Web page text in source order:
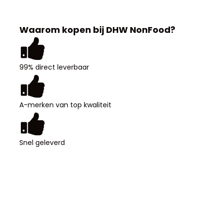
Waarom kopen bij DHW NonFood?
99% direct leverbaar
A-merken van top kwaliteit
Snel geleverd